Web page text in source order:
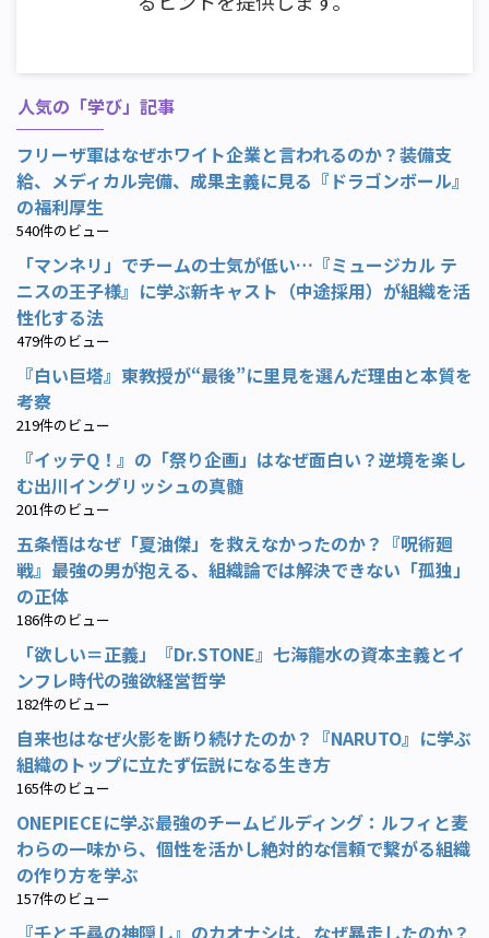
人気の「学び」記事
フリーザ軍はなぜホワイト企業と言われるのか？装備支
給、メディカル完備、成果主義に見る『ドラゴンボール』
の福利厚生
540件のビュー
「マンネリ」でチームの士気が低い…『ミュージカル テ
ニスの王子様』に学ぶ新キャスト（中途採用）が組織を活
性化する法
479件のビュー
『白い巨塔』東教授が“最後”に里見を選んだ理由と本質を
考察
219件のビュー
『イッテQ！』の「祭り企画」はなぜ面白い？逆境を楽し
む出川イングリッシュの真髄
201件のビュー
五条悟はなぜ「夏油傑」を救えなかったのか？『呪術廻
戦』最強の男が抱える、組織論では解決できない「孤独」
の正体
186件のビュー
「欲しい＝正義」『Dr.STONE』七海龍水の資本主義とイ
ンフレ時代の強欲経営哲学
182件のビュー
自来也はなぜ火影を断り続けたのか？『NARUTO』に学ぶ
組織のトップに立たず伝説になる生き方
165件のビュー
ONEPIECEに学ぶ最強のチームビルディング：ルフィと麦
わらの一味から、個性を活かし絶対的な信頼で繋がる組織
の作り方を学ぶ
157件のビュー
『千と千尋の神隠し』のカオナシは、なぜ暴走したのか？